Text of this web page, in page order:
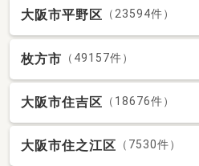
大阪市平野区 （23594件）
枚方市 （49157件）
大阪市住吉区 （18676件）
大阪市住之江区 （7530件）